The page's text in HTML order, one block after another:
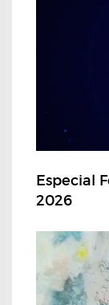
Especial
2026